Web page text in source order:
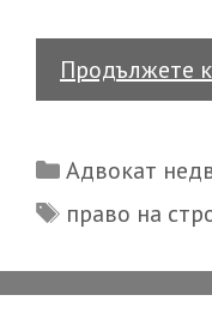
Продължете
Categories
Адвокат
Tags
право на